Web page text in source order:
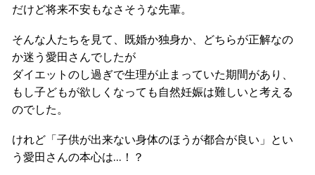
だけど将来不安もなさそうな先輩。
そんな人たちを見て、既婚か独身か、どちらが正解なの
か迷う愛田さんでしたが
ダイエットのし過ぎで生理が止まっていた期間があり、
もし子どもが欲しくなっても自然妊娠は難しいと考える
のでした。
けれど「子供が出来ない身体のほうが都合が良い」とい
う愛田さんの本心は…！？